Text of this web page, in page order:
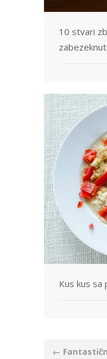
10 stvari
zabezeknuti
Kus kus sa
Post
←